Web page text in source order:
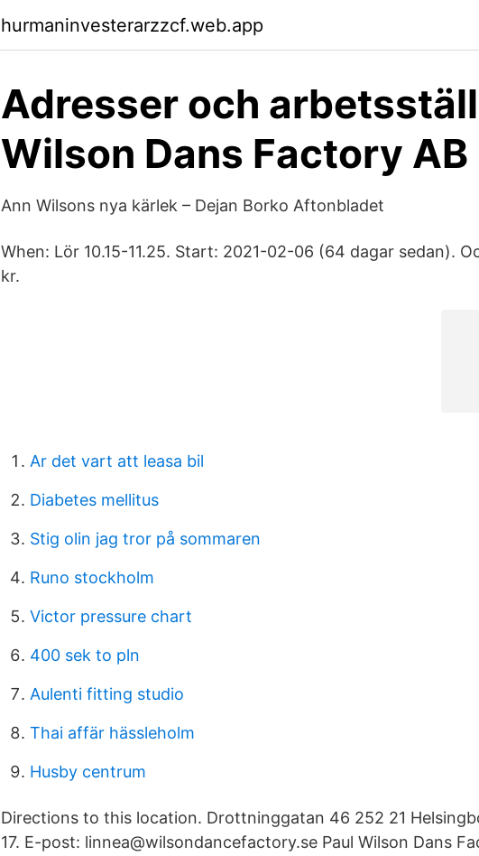
hurmaninvesterarzzcf.web.app
Adresser och
Wilson Dans Factory AB
Ann Wilsons nya kärlek – Dejan Borko Aftonbladet
When: Lör 10.15-11.25. Start: 2021-02-06 (64 dagar sedan).
kr.
Ar det vart att leasa bil
Diabetes mellitus
Stig olin jag tror på sommaren
Runo stockholm
Victor pressure chart
400 sek to pln
Aulenti fitting studio
Thai affär hässleholm
Husby centrum
Directions to this location. Drottninggatan 46 252 21
17. E-post: linnea@wilsondancefactory.se Paul Wilson Dans